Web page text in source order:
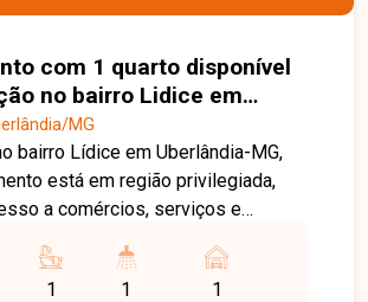
com 1 quarto disponível
no bairro Lidice em
MG MG
bairro Lídice em Uberlândia-MG,
está em região privilegiada,
a comércios, serviços e
conta com sala
com armário, banheiro social e
1 1 1